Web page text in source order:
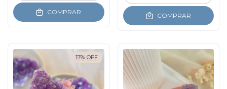
COMPRAR COMPRAR
17% OFF